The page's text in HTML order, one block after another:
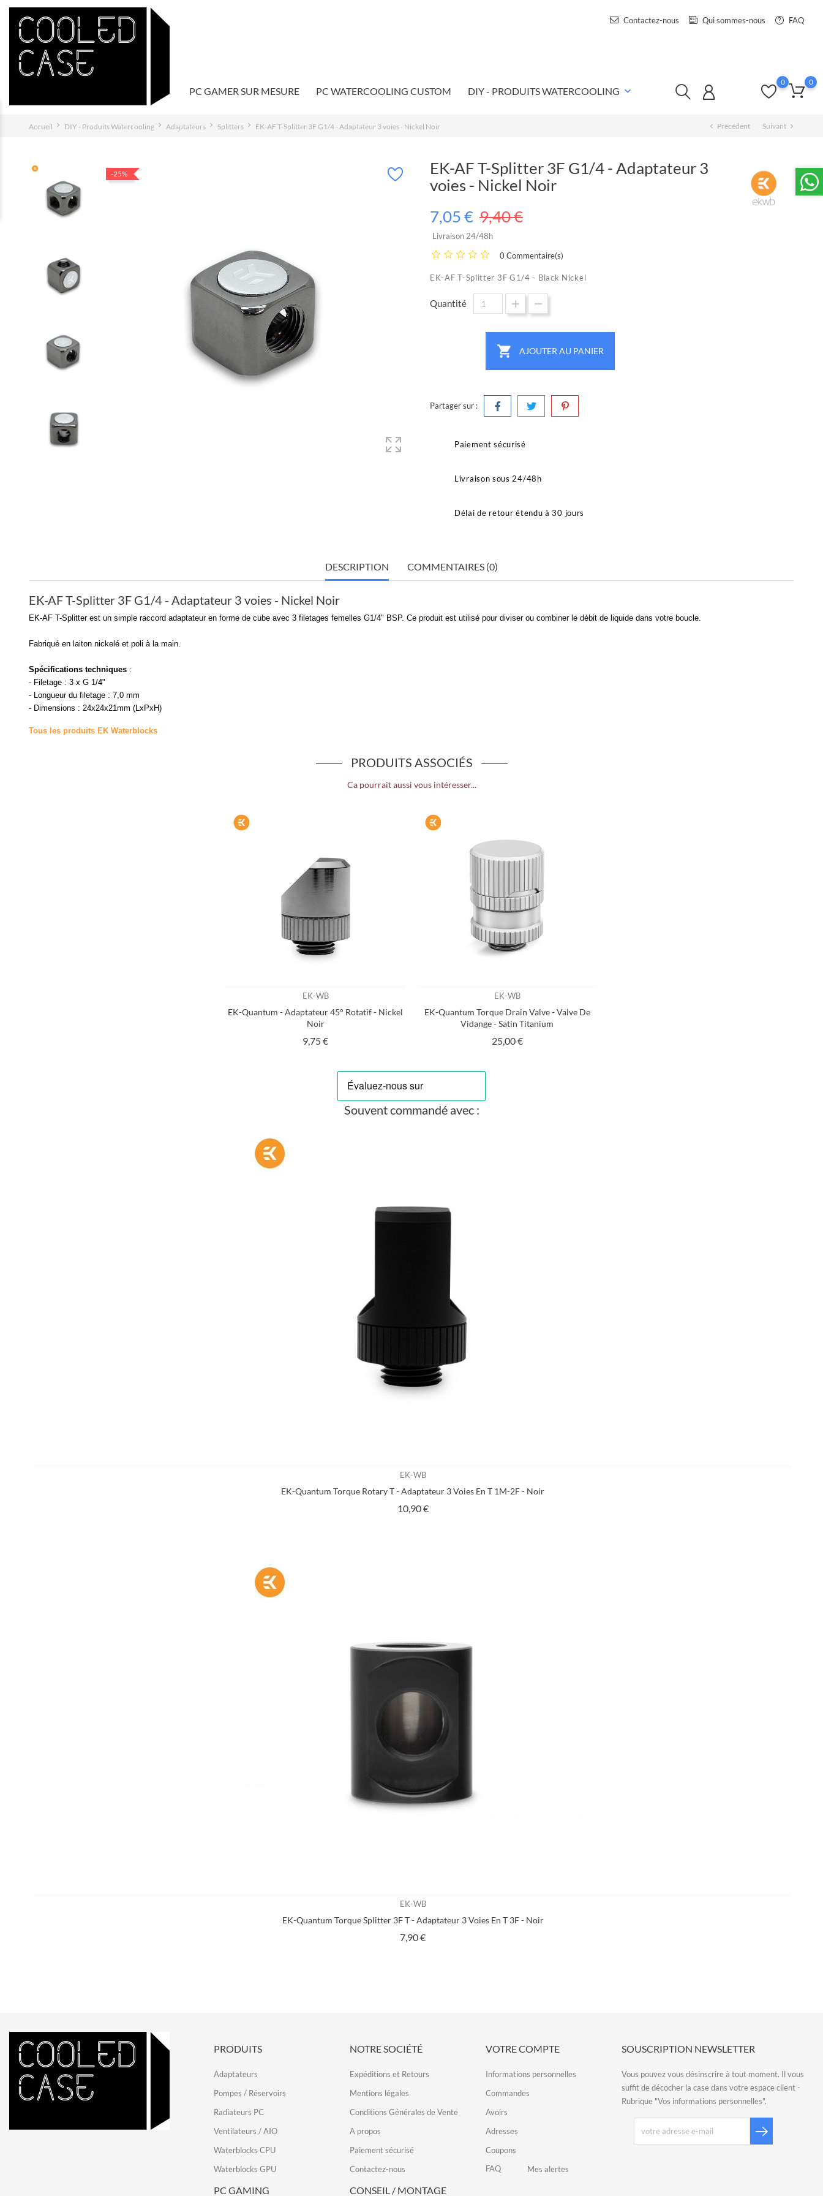
Contactez-nous Qui sommes-nous FAQ
PC GAMER SUR MESURE PC WATERCOOLING CUSTOM DIY - PRODUITS WATERCOOLING keyboard_arrow_down
0
0
Accueil DIY - Produits Watercooling Adaptateurs Splitters EK-AF T-Splitter 3F G1/4 - Adaptateur 3 voies - Nickel Noir chevron_left Précédent Suivant chevron_right
-25%
EK-AF T-Splitter 3F G1/4 - Adaptateur 3
voies - Nickel Noir
7,05 € 9,40 €
Livraison 24/48h
0 Commentaire(s)
EK-AF T-Splitter 3F G1/4 - Black Nickel
Quantité
 AJOUTER AU PANIER
Partager sur :
Paiement sécurisé
Livraison sous 24/48h
Délai de retour étendu à 30 jours
DESCRIPTION COMMENTAIRES (0)
EK-AF T-Splitter 3F G1/4 - Adaptateur 3 voies - Nickel Noir
EK-AF T-Splitter est un simple raccord adaptateur en forme de cube avec 3 filetages femelles G1/4" BSP. Ce produit est utilisé pour diviser ou combiner le débit de liquide dans votre boucle.
Fabriqué en laiton nickelé et poli à la main.
Spécifications techniques :
- Filetage : 3 x G 1/4"
- Longueur du filetage : 7,0 mm
- Dimensions : 24x24x21mm (LxPxH)
Tous les produits EK Waterblocks
PRODUITS ASSOCIÉS
Ca pourrait aussi vous intéresser...
EK-WB
EK-Quantum - Adaptateur 45° Rotatif - Nickel
Noir
9,75 €Prix
EK-WB
EK-Quantum Torque Drain Valve - Valve De
Vidange - Satin Titanium
25,00 €Prix
Souvent commandé avec :
EK-WB
EK-Quantum Torque Rotary T - Adaptateur 3 Voies En T 1M-2F - Noir
10,90 €Prix
EK-WB
EK-Quantum Torque Splitter 3F T - Adaptateur 3 Voies En T 3F - Noir
7,90 €Prix
PRODUITS
Adaptateurs
Pompes / Réservoirs
Radiateurs PC
Ventilateurs / AIO
Waterblocks CPU
Waterblocks GPU
NOTRE SOCIÉTÉ
Expéditions et Retours
Mentions légales
Conditions Générales de Vente
A propos
Paiement sécurisé
Contactez-nous
PC GAMING CONSEIL / MONTAGE
VOTRE COMPTE
Informations personnelles
Commandes
Avoirs
Adresses
Coupons
FAQ
Mes alertes
SOUSCRIPTION NEWSLETTER
Vous pouvez vous désinscrire à tout moment. Il vous
suffit de décocher la case dans votre espace client -
Rubrique "Vos informations personnelles".